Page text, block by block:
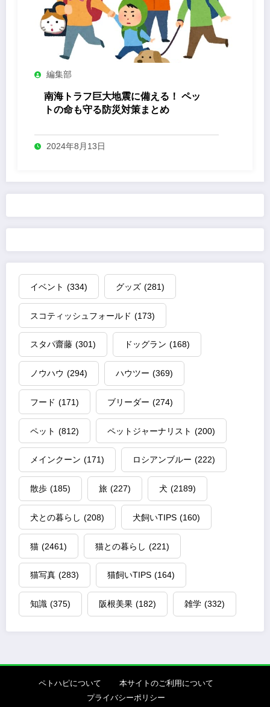
編集部
南海トラフ巨大地震に備える！ ペッ
トの命も守る防災対策まとめ
2024年8月13日
イベント (334) グッズ (281)
スコティッシュフォールド (173)
スタパ齋藤 (301) ドッグラン (168)
ノウハウ (294) ハウツー (369)
フード (171) ブリーダー (274)
ペット (812) ペットジャーナリスト (200)
メインクーン (171) ロシアンブルー (222)
散歩 (185) 旅 (227) 犬 (2189)
犬との暮らし (208) 犬飼いTIPS (160)
猫 (2461) 猫との暮らし (221)
猫写真 (283) 猫飼いTIPS (164)
知識 (375) 阪根美果 (182) 雑学 (332)
ペトハピについて
本サイトのご利用について
プライバシーポリシー